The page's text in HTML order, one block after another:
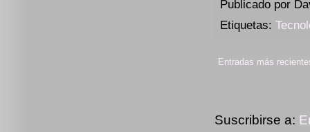
Publicado por
Etiquetas:
Entradas más
Suscribirse a: